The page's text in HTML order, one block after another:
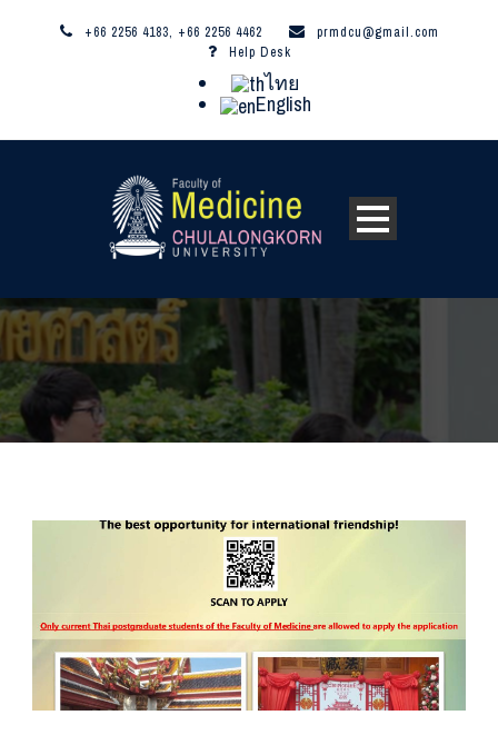
+66 2256 4183, +66 2256 4462
prmdcu@gmail.com
Help Desk
ไทย
English